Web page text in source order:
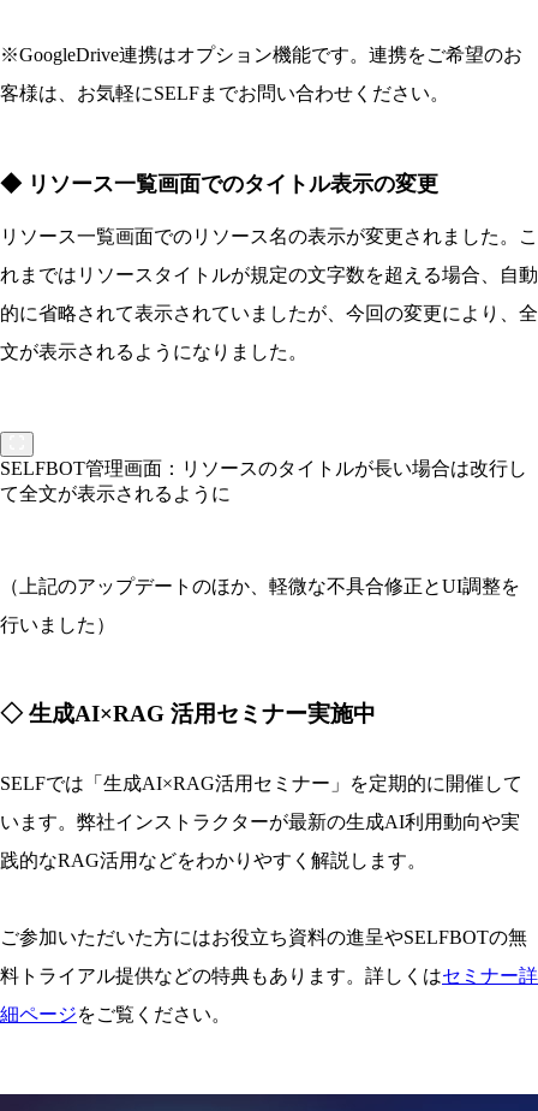
※GoogleDrive連携はオプション機能です。連携をご希望のお
客様は、お気軽にSELFまでお問い合わせください。
◆ リソース一覧画面でのタイトル表示の変更
リソース一覧画面でのリソース名の表示が変更されました。こ
れまではリソースタイトルが規定の文字数を超える場合、自動
的に省略されて表示されていましたが、今回の変更により、全
文が表示されるようになりました。
SELFBOT管理画面：リソースのタイトルが長い場合は改行し
て全文が表示されるように
（上記のアップデートのほか、軽微な不具合修正とUI調整を
行いました）
◇ 生成AI×RAG 活用セミナー実施中
SELFでは「生成AI×RAG活用セミナー」を定期的に開催して
います。弊社インストラクターが最新の生成AI利用動向や実
践的なRAG活用などをわかりやすく解説します。
ご参加いただいた方にはお役立ち資料の進呈やSELFBOTの無
料トライアル提供などの特典もあります。詳しくはセミナー詳
細ページをご覧ください。